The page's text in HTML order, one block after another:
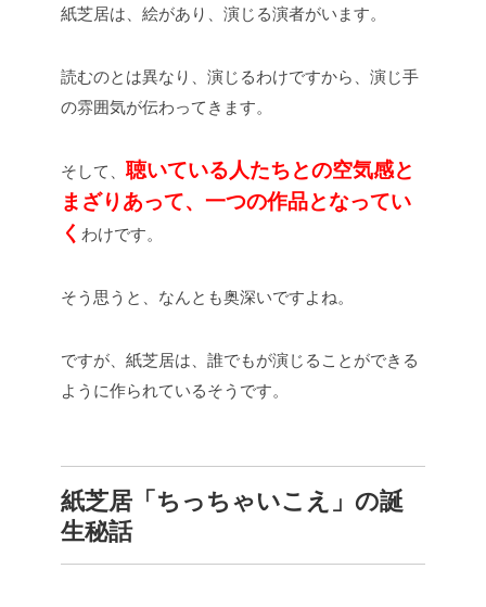
紙芝居は、絵があり、演じる演者がいます。
読むのとは異なり、演じるわけですから、演じ手
の雰囲気が伝わってきます。
そして、 聴いている人たちとの空気感と
まざりあって、一つの作品となってい
く わけです。
そう思うと、なんとも奥深いですよね。
ですが、紙芝居は、誰でもが演じることができる
ように作られているそうです。
紙芝居「ちっちゃいこえ」の誕
生秘話